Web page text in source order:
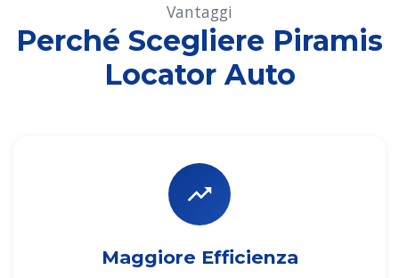
Vantaggi
Perché Scegliere Piramis
Locator Auto
Maggiore Efficienza